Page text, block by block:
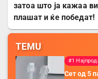
затоа што ја кажаа
плашат и ќе победат!
TEMU
#1
Сет од 5